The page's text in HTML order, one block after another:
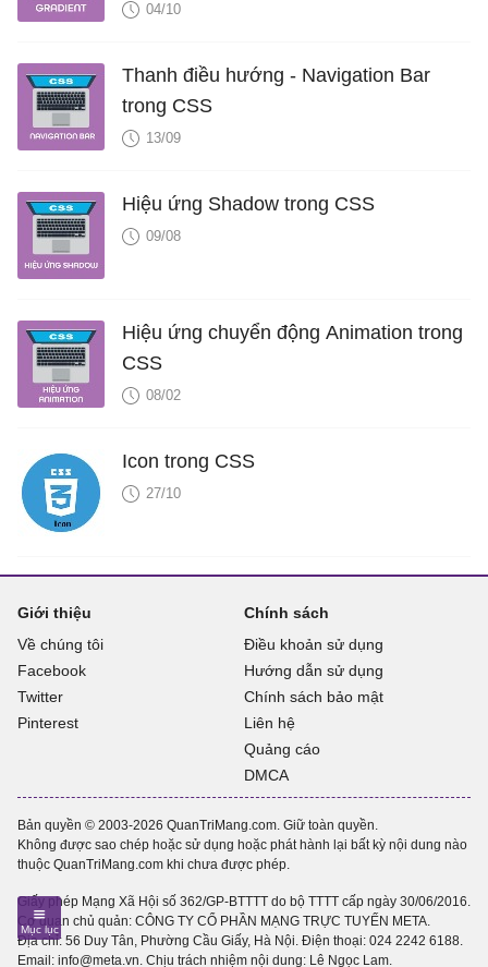
04/10
Thanh điều hướng - Navigation Bar
trong CSS
13/09
Hiệu ứng Shadow trong CSS
09/08
Hiệu ứng chuyển động Animation trong
CSS
08/02
Icon trong CSS
27/10
Giới thiệu
Về chúng tôi
Facebook
Twitter
Pinterest
Chính sách
Điều khoản sử dụng
Hướng dẫn sử dụng
Chính sách bảo mật
Liên hệ
Quảng cáo
DMCA
Bản quyền © 2003-2026 QuanTriMang.com. Giữ toàn quyền.
Không được sao chép hoặc sử dụng hoặc phát hành lại bất kỳ nội dung nào
thuộc QuanTriMang.com khi chưa được phép.
Giấy phép Mạng Xã Hội số 362/GP-BTTTT do bộ TTTT cấp ngày 30/06/2016.
Cơ quan chủ quản: CÔNG TY CỔ PHẦN MẠNG TRỰC TUYẾN META.
Địa chỉ: 56 Duy Tân, Phường Cầu Giấy, Hà Nội. Điện thoại: 024 2242 6188.
Email: info@meta.vn. Chịu trách nhiệm nội dung: Lê Ngọc Lam.